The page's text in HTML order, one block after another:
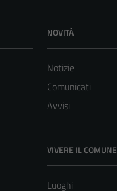
NOVITÀ
Notizie
Comunicati
Avvisi
VIVERE IL COMUNE
Luoghi